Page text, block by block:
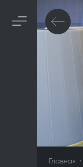
Главная